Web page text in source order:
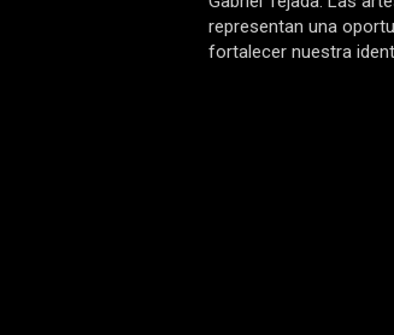
representan una
fortalecer nuestra